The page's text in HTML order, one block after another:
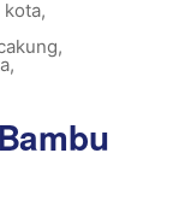
kota,
,
,